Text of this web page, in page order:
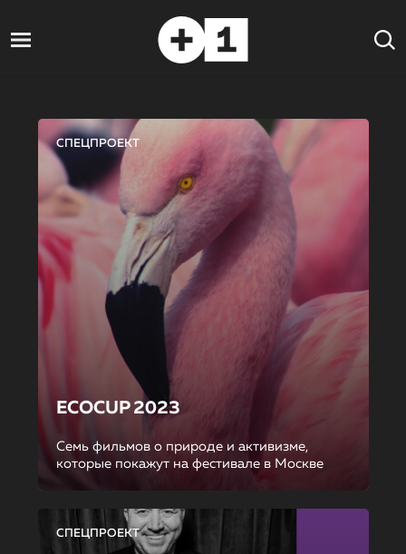
СПЕЦПРОЕКТ
ECOCUP 2023
Семь фильмов о природе и активизме,
которые покажут на фестивале в Москве
СПЕЦПРОЕКТ